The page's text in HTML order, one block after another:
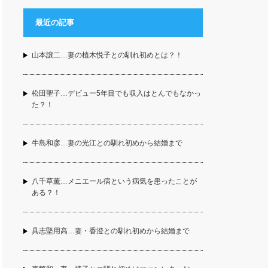
最近の記事
山本譲二…妻の植木悦子との馴れ初めとは？！
松田聖子…デビュー5年目でも収入はとんでもなかっ
た？！
牛島和彦…妻の光江との馴れ初めから結婚まで
八千草薫…メニエール病という病気を患ったことが
ある？！
具志堅用高…妻・香澄との馴れ初めから結婚まで